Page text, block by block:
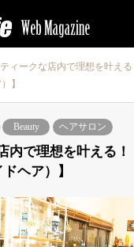
ィークな店内で理想を叶え
】
Beauty ヘアサロン
内で理想を叶える
ヘア）】